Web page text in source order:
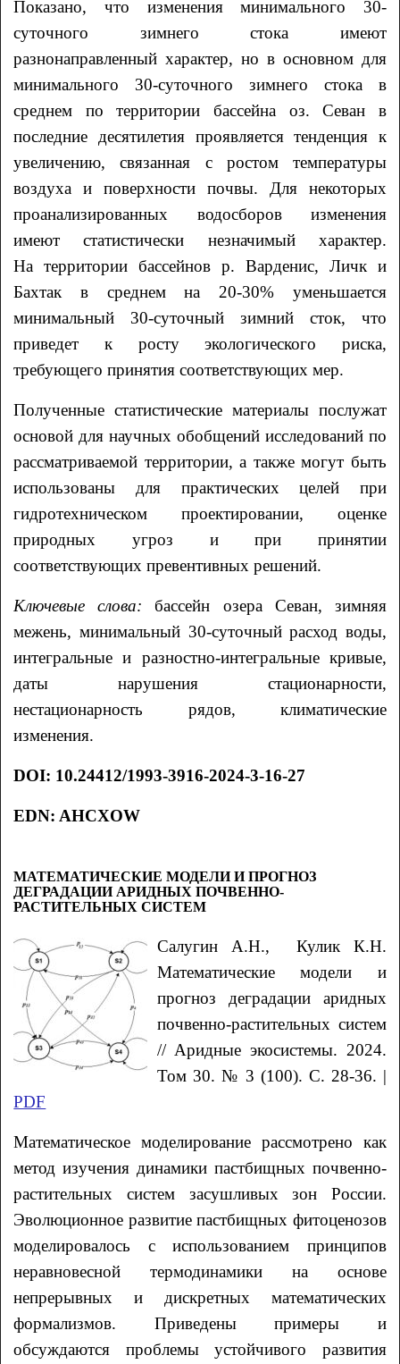
Показано, что изменения минимального 30-
суточного зимнего стока имеют
разнонаправленный характер, но в основном для
минимального 30-суточного зимнего стока в
среднем по территории бассейна оз. Севан в
последние десятилетия проявляется тенденция к
увеличению, связанная с ростом температуры
воздуха и поверхности почвы. Для некоторых
проанализированных водосборов изменения
имеют статистически незначимый характер.
На территории бассейнов р. Варденис, Личк и
Бахтак в среднем на 20-30% уменьшается
минимальный 30-суточный зимний сток, что
приведет к росту экологического риска,
требующего принятия соответствующих мер.
Полученные статистические материалы послужат
основой для научных обобщений исследований по
рассматриваемой территории, а также могут быть
использованы для практических целей при
гидротехническом проектировании, оценке
природных угроз и при принятии
соответствующих превентивных решений.
Ключевые слова: бассейн озера Севан, зимняя
межень, минимальный 30-суточный расход воды,
интегральные и разностно-интегральные кривые,
даты нарушения стационарности,
нестационарность рядов, климатические
изменения.
DOI: 10.24412/1993-3916-2024-3-16-27
EDN: AHCXOW
МАТЕМАТИЧЕСКИЕ МОДЕЛИ И ПРОГНОЗ
ДЕГРАДАЦИИ АРИДНЫХ ПОЧВЕННО-
РАСТИТЕЛЬНЫХ СИСТЕМ
Салугин А.Н., Кулик К.Н.
Математические модели и
прогноз деградации аридных
почвенно-растительных систем
// Аридные экосистемы. 2024.
Том 30. № 3 (100). С. 28-36. |
PDF
Математическое моделирование рассмотрено как
метод изучения динамики пастбищных почвенно-
растительных систем засушливых зон России.
Эволюционное развитие пастбищных фитоценозов
моделировалось с использованием принципов
неравновесной термодинамики на основе
непрерывных и дискретных математических
формализмов. Приведены примеры и
обсуждаются проблемы устойчивого развития